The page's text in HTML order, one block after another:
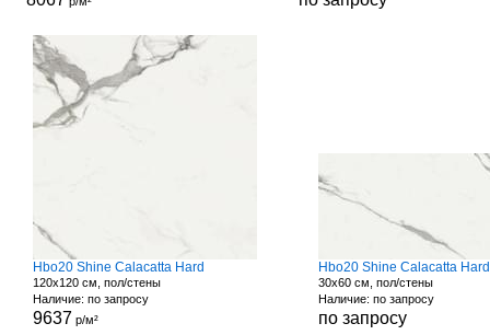
Hbo20 Shine Calacatta Hard
120x120 см, пол/стены
Наличие: по запросу
9637 р/м²
Hbo20 Shine Calacatta Hard
30x60 см, пол/стены
Наличие: по запросу
по запросу